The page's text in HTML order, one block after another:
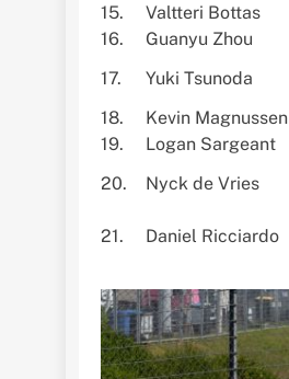
15.
Valtteri Bottas
16.
Guanyu Zhou
17.
Yuki Tsunoda
18.
Kevin Magnussen
19.
Logan Sargeant
20.
Nyck de Vries
21. Daniel Ricciardo